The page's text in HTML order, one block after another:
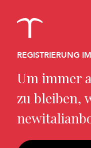
REGISTRIERUNG
Um immer
zu bleiben,